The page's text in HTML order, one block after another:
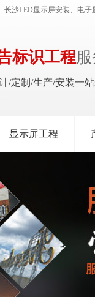
沙LED显示屏安装、电
标识工程
/定制/生产/安装一
显示屏工程